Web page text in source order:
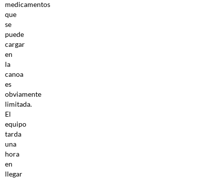
medicamentos
que
se
puede
cargar
en
la
canoa
es
obviamente
limitada.
El
equipo
tarda
una
hora
en
llegar